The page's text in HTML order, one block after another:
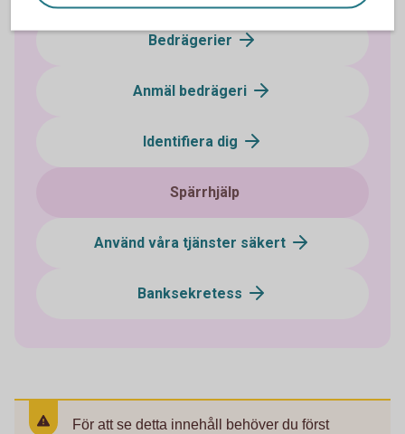
Bedrägerier
Anmäl bedrägeri
Identifiera dig
Spärrhjälp
Använd våra tjänster säkert
Banksekretess
För att se detta innehåll behöver du först